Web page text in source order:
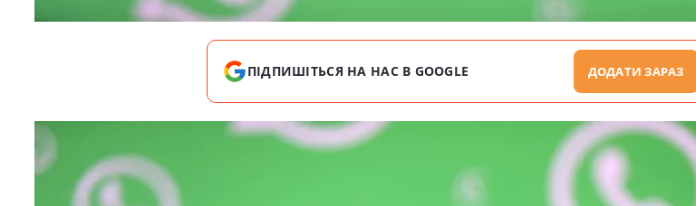
ПІДПИШІТЬСЯ НА НАС В GOOGLE ДОДАТИ ЗАРАЗ